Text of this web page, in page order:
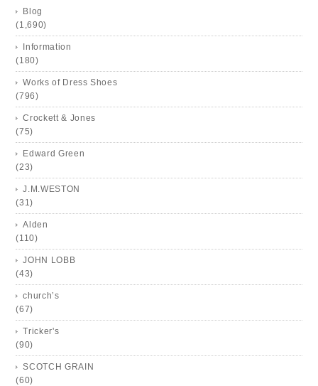
Blog
(1,690)
Information
(180)
Works of Dress Shoes
(796)
Crockett & Jones
(75)
Edward Green
(23)
J.M.WESTON
(31)
Alden
(110)
JOHN LOBB
(43)
church’s
(67)
Tricker's
(90)
SCOTCH GRAIN
(60)